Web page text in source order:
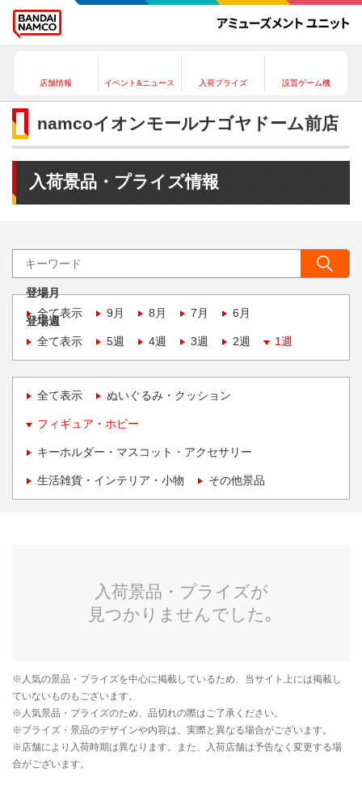
店舗情報 イベント&ニュース 入荷プライズ 設置ゲーム機
namcoイオンモールナゴヤドーム前店
入荷景品・プライズ情報
登場月
全て表示
9月 8月 7月 6月
登場週
全て表示
5週 4週 3週 2週 1週
全て表示 ぬいぐるみ・クッション
フィギュア・ホビー
キーホルダー・マスコット・アクセサリー
生活雑貨・インテリア・小物 その他景品